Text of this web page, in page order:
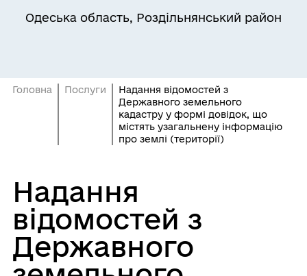
Одеська область, Роздільнянський район
Головна Послуги
Надання відомостей з
Державного земельного
кадастру у формі довідок, що
містять узагальнену інформацію
про землі (території)
Надання
відомостей з
Державного